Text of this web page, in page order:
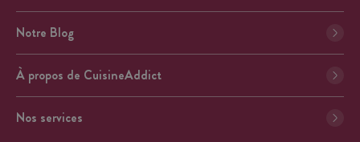
Notre Blog
À propos de CuisineAddict
Nos services